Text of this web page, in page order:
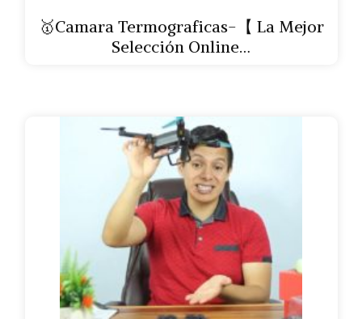
🥇Camara Termograficas-【 La Mejor
Selección Online…